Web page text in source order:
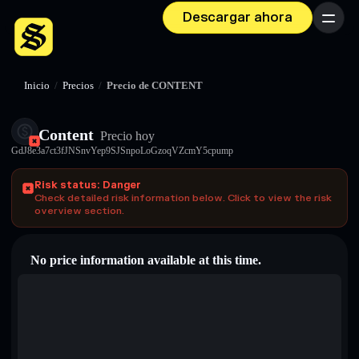
Descargar ahora Menú
Inicio / Precios / Precio de CONTENT
Content Precio hoy
GdJ8e3a7ct3fJNSnvYep9SJSnpoLoGzoqVZcmY5cpump
Risk status: Danger
Check detailed risk information below. Click to view the risk
overview section.
No price information available at this time.